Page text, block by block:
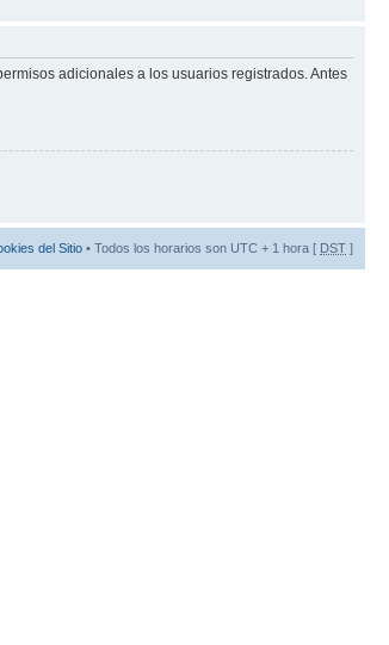
adicionales a los usuarios registrados. Antes
del Sitio • Todos los horarios son UTC + 1 hora [ DST ]